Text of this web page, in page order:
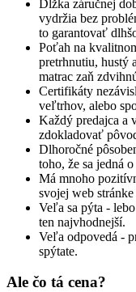
Dĺžka záručnej
vydržia bez
to garantovať
Poťah na
pretrhnutiu, hustý
matrac zaň
Certifikáty
veľtrhov, alebo
Každý predajca a
zdokladovať
Dlhoročné
toho, že sa jedná
Má mnoho
svojej web
Veľa sa pýta -
ten najvhodnejší.
Veľa odpovedá -
spýtate.
Ale čo tá cena?